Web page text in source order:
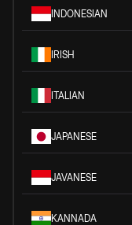
INDONESIAN
IRISH
ITALIAN
JAPANESE
JAVANESE
KANNADA